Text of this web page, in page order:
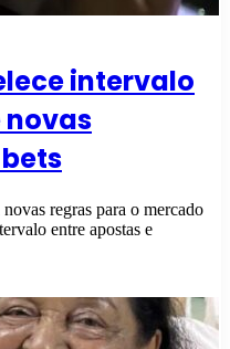
intervalo
novas
regras para o mercado
entre apostas e